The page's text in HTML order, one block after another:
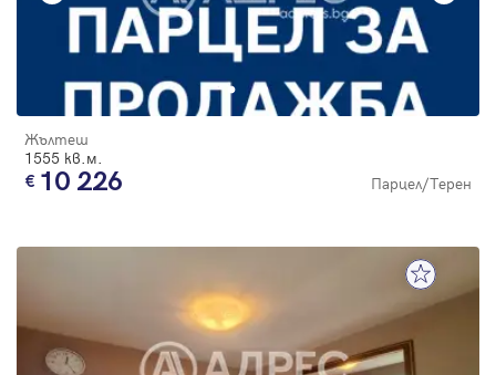
Жълтеш
1555 кв.м.
10 226 Парцел/Терен